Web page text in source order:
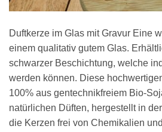
Duftkerze im Glas mit Gravur Eine
einem qualitativ gutem Glas.
schwarzer Beschichtung, welche
werden können. Diese
100% aus gentechnikfreiem Bio-
natürlichen Düften, hergestellt in
die Kerzen frei von Chemikalien